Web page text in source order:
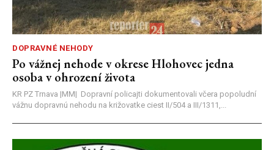
DOPRAVNÉ NEHODY
Po vážnej nehode v okrese Hlohovec jedna
osoba v ohrození života
KR PZ Trnava |MM| Dopravní policajti dokumentovali včera popoludní
vážnu dopravnú nehodu na križovatke ciest II/504 a III/1311,...